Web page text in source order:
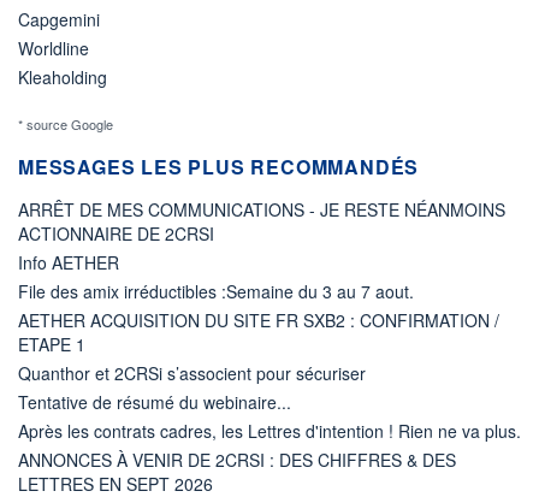
Capgemini
Worldline
Kleaholding
* source Google
MESSAGES LES PLUS RECOMMANDÉS
ARRÊT DE MES COMMUNICATIONS - JE RESTE NÉANMOINS
ACTIONNAIRE DE 2CRSI
Info AETHER
File des amix irréductibles :Semaine du 3 au 7 aout.
AETHER ACQUISITION DU SITE FR SXB2 : CONFIRMATION /
ETAPE 1
Quanthor et 2CRSi s’associent pour sécuriser
Tentative de résumé du webinaire...
Après les contrats cadres, les Lettres d'intention ! Rien ne va plus.
ANNONCES À VENIR DE 2CRSI : DES CHIFFRES & DES
LETTRES EN SEPT 2026